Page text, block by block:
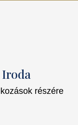
Iroda
részére